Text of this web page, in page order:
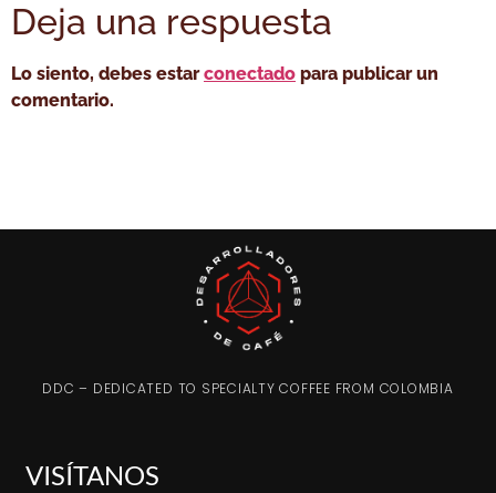
Deja una respuesta
Lo siento, debes estarconectado para publicar un
comentario.
DDC – DEDICATED TO SPECIALTY COFFEE FROM COLOMBIA
VISÍTANOS